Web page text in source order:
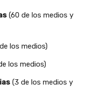
(60 de los medios y
los medios)
los medios)
(3 de los medios y